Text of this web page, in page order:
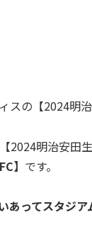
スの【2024明
2024明治安田
】 です。
あってスタジ